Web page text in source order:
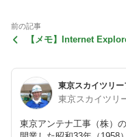
前の記事
【メモ】Internet
東京スカイツリ
東京スカイツリ
東京アンテナ工事（株）